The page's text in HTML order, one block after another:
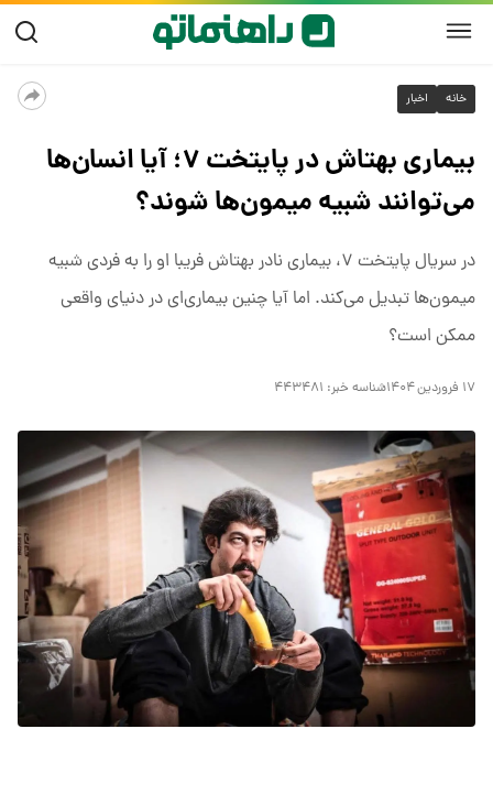
خانه اخبار
بیماری بهتاش در پایتخت ۷؛ آیا انسان‌ها
می‌توانند شبیه میمون‌ها شوند؟
در سریال پایتخت ۷، بیماری نادر بهتاش فریبا او را به فردی شبیه
میمون‌ها تبدیل می‌کند. اما آیا چنین بیماری‌ای در دنیای واقعی
ممکن است؟
۱۷ فروردین ۱۴۰۴ شناسه خبر: ۴۴۳۴۸۱